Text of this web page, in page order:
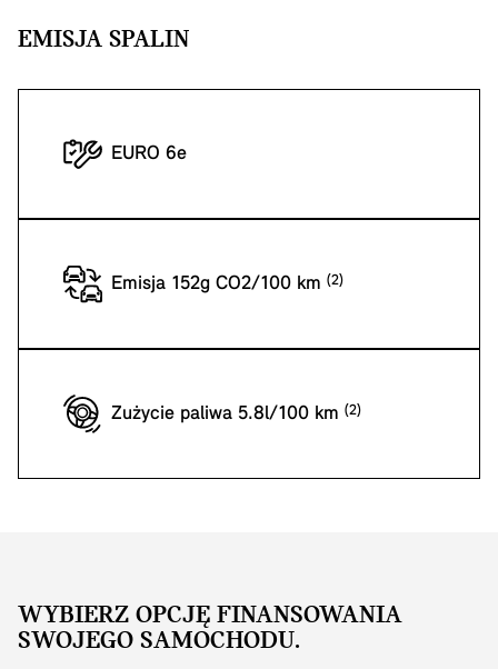
EMISJA SPALIN
EURO 6e
Emisja 152g CO2/100 km
Zużycie paliwa 5.8l/100 km
WYBIERZ OPCJĘ FINANSOWANIA
SWOJEGO SAMOCHODU.